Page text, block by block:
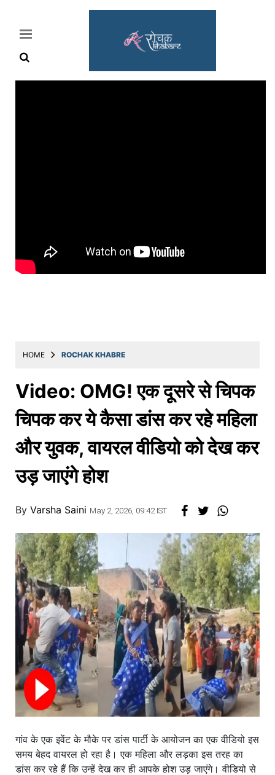
&
मराठी
मनोरंजन
स्पोर्ट्स
बिझनेस
लाईफस्टाईल
ट्रॅव्हल
खाना
HOME ROCHAK KHABRE
Video: OMG! एक दूसरे से चिपक
चिपक कर ये कैसा डांस कर रहे महिला
और युवक, वायरल वीडियो को देख कर
उड़ जाएंगे होश
By Varsha Saini May 2, 2026, 09:42 IST
गांव के एक इवेंट के मौके पर डांस पार्टी के आयोजन का एक वीडियो इस
समय बेहद वायरल हो रहा है। एक महिला और लड़का इस तरह का
डांस कर रहे हैं कि उन्हें देख कर ही आपके होश उड़ जाएंगे। वीडियो से